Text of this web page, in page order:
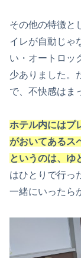
その他の特徴と
イレが自動じゃ
い・オートロッ
少ありました。
で、不快感はま
ホテル内にはプ
がおいてあるス
というのは、ゆ
はひとりで行っ
一緒にいったら